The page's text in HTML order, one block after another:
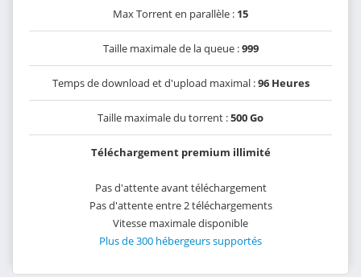
Max Torrent en parallèle : 15
Taille maximale de la queue :999
Temps de download et d'upload maximal :96 Heures
Taille maximale du torrent :500 Go
Téléchargement premium illimité
Pas d'attente avant téléchargement
Pas d'attente entre 2 téléchargements
Vitesse maximale disponible
Plus de 300 hébergeurs supportés